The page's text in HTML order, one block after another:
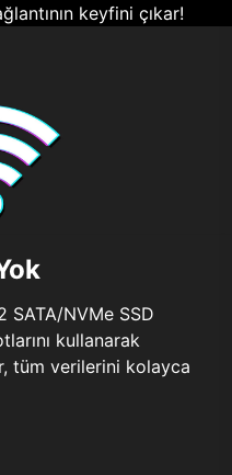
keyfini çıkar!
SATA/NVMe SSD
kullanarak
tüm verilerini kolayca